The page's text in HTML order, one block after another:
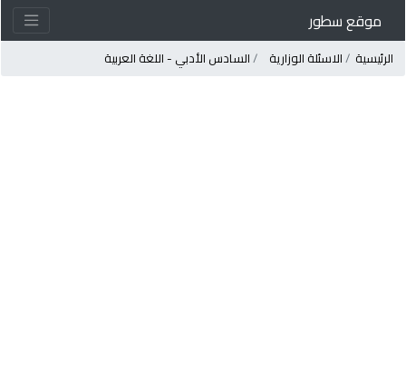
موقع سطور
الرئيسية الاسئلة الوزارية السادس الأدبي - اللغة العربية